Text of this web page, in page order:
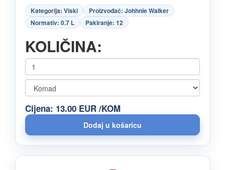
Kategorija: Viski
Proizvođač: Johhnie Walker
Normativ: 0.7 L
Pakiranje: 12
KOLIČINA:
Cijena: 13.00 EUR /KOM